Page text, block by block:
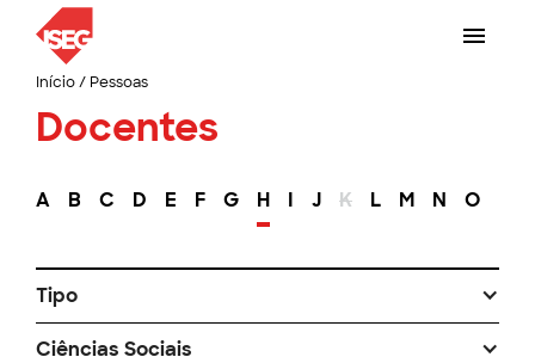
Início/ Pessoas
Docentes
A B C D E F G H I J K L M N O
Tipo
Ciências Sociais